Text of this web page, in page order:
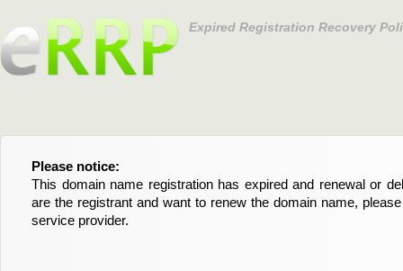
Expired Registration Recovery
Please notice:
This domain name registration has expired and renewal or
are the registrant and want to renew the domain name,
service provider.
Bitte beachten Sie:
Diese Domainregistrierung ist abgelaufen und die
Domain stehen an. Wenn Sie der Registrant sind und
verlängern möchten, kontaktieren Sie bitte Ihren Service-